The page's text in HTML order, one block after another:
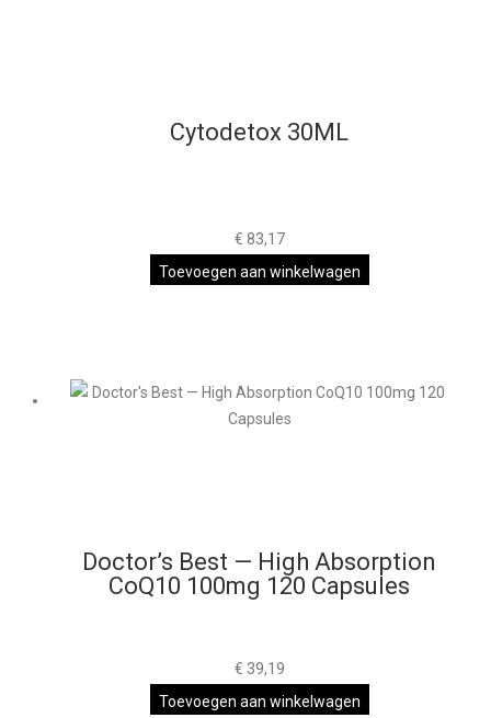
Cytodetox 30ML
€ 83,17
Toevoegen aan winkelwagen
Doctor’s Best — High Absorption
CoQ10 100mg 120 Capsules
€ 39,19
Toevoegen aan winkelwagen